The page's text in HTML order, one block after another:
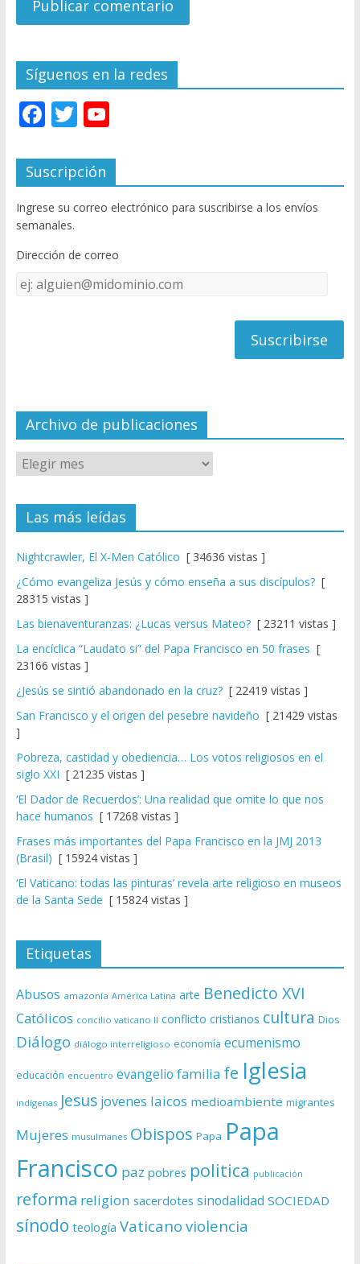
Síguenos en la redes
F
e
b
o
o
k
T
itt
er
Y
u
T
u
e
C
el
Suscripción
Ingrese su correo electrónico para suscribirse a los envíos
semanales.
Dirección de correo
Dirección
de
Archivo de publicaciones
Las más leídas
Nightcrawler, El X-Men Católico [ 34636 vistas ]
¿Cómo evangeliza Jesús y cómo enseña a sus discípulos?[
28315 vistas ]
Las bienaventuranzas: ¿Lucas versus Mateo?[ 23211 vistas ]
La encíclica “Laudato si” del Papa Francisco en 50 frases [
23166 vistas ]
¿Jesús se sintió abandonado en la cruz?[ 22419 vistas ]
San Francisco y el origen del pesebre navideño [ 21429 vistas
]
Pobreza, castidad y obediencia… Los votos religiosos en el
siglo XXI [ 21235 vistas ]
‘El Dador de Recuerdos’: Una realidad que omite lo que nos
hace humanos [ 17268 vistas ]
Frases más importantes del Papa Francisco en la JMJ 2013
(Brasil) [ 15924 vistas ]
‘El Vaticano: todas las pinturas’ revela arte religioso en museos
de la Santa Sede [ 15824 vistas ]
Etiquetas
Abusos amazonía América Latina arte Benedicto XVI
Católicos concilio vaticano II conflicto cristianos cultura Dios
Diálogo diálogo interreligioso economía ecumenismo
educación encuentro evangelio familia fe Iglesia
indígenas Jesus jovenes laicos medioambiente migrantes
Mujeres musulmanes Obispos Papa Papa
Francisco paz pobres politica publicación
reforma religion sacerdotes sinodalidad SOCIEDAD
sínodo teología Vaticano violencia